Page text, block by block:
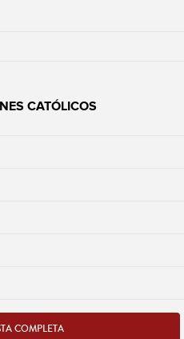
CATÓLICOS
COMPLETA